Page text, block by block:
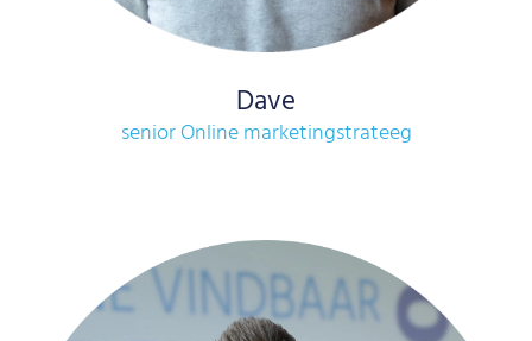
Dave
senior Online marketingstrateeg